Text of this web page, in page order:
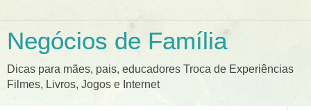
Negócios de Família
Dicas para mães, pais, educadores Troca de Experiências
Filmes, Livros, Jogos e Internet